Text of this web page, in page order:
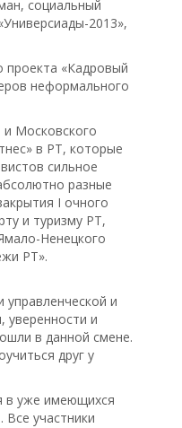
социальный
2013»,
проекта «Кадровый
неформального
и Московского
в РТ, которые
сильное
разные
I очного
и туризму РТ,
Ненецкого
РТ».
и
уверенности и
в данной смене.
друг у
в уже имеющихся
Все участники